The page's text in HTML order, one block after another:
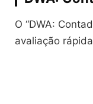
O “DWA:
avaliação